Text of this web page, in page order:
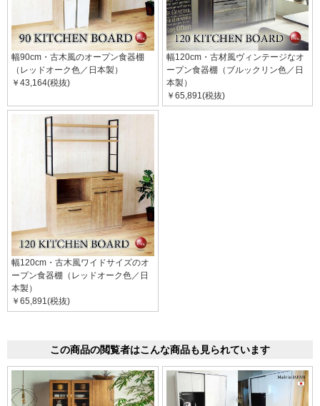
幅90cm・古木風のオープン食器棚
（レッドオーク色／日本製）
￥43,164(税抜)
幅120cm・古材風ヴィンテージなオ
ープン食器棚（ブルックリン色／日
本製）
￥65,891(税抜)
幅120cm・古木風ワイドサイズのオ
ープン食器棚（レッドオーク色／日
本製）
￥65,891(税抜)
この商品の閲覧者はこんな商品も見られています